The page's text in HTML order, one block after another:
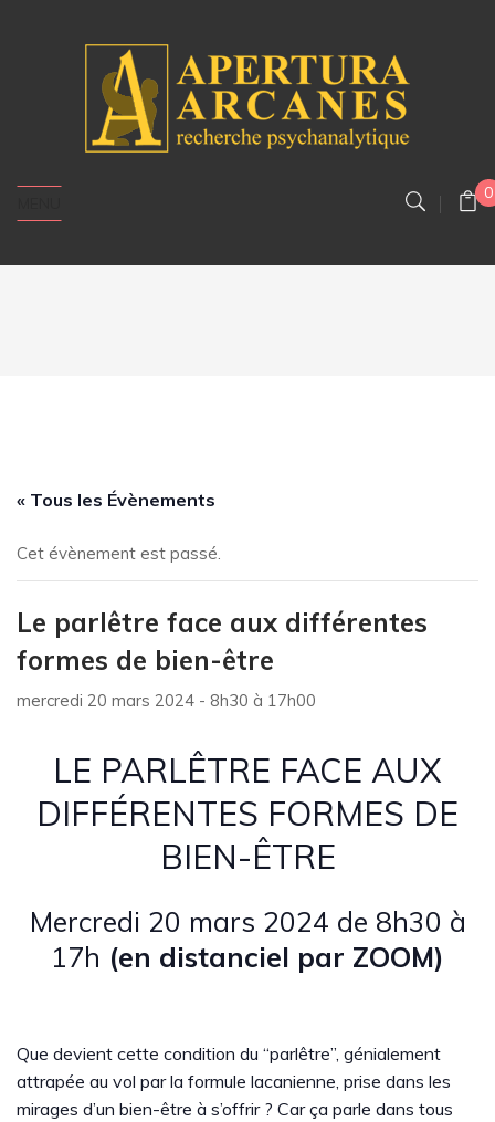
0
« Tous les Évènements
Cet évènement est passé.
Le parlêtre face aux différentes
formes de bien-être
mercredi 20 mars 2024 - 8h30 à 17h00
LE PARLÊTRE FACE AUX
DIFFÉRENTES FORMES DE
BIEN-ÊTRE
Mercredi 20 mars 2024 de 8h30 à
17h (en distanciel par ZOOM)
Que devient cette condition du “parlêtre”, génialement
attrapée au vol par la formule lacanienne, prise dans les
mirages d’un bien-être à s’offrir ? Car ça parle dans tous